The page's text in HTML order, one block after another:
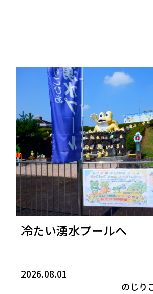
冷たい湧水プールへ
2026.08.01
のじり